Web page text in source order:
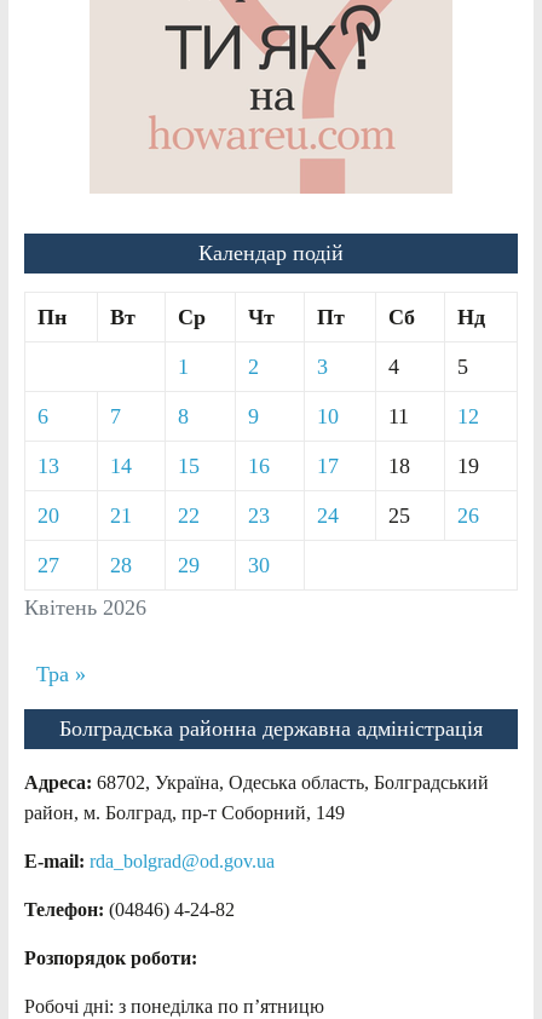
Календар подій
Квітень 2026
Пн Вт Ср Чт Пт Сб Нд
1 2 3 4 5
6 7 8 9 10 11 12
13 14 15 16 17 18 19
20 21 22 23 24 25 26
27 28 29 30
Тра »
Болградська районна державна адміністрація
Адреса: 68702, Україна, Одеська область, Болградський
район, м. Болград, пр-т Соборний, 149
E-mail: rda_bolgrad@od.gov.ua
Телефон: (04846) 4-24-82
Розпорядок роботи:
Робочі дні: з понеділка по п’ятницю